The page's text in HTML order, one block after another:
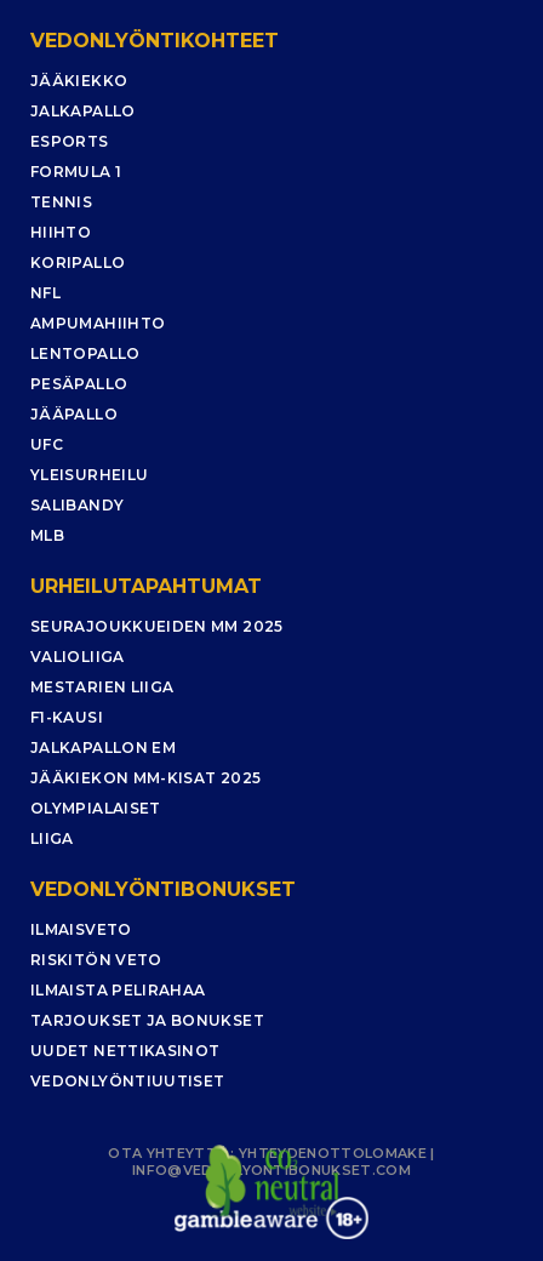
VEDONLYÖNTIKOHTEET
JÄÄKIEKKO
JALKAPALLO
ESPORTS
FORMULA 1
TENNIS
HIIHTO
KORIPALLO
NFL
AMPUMAHIIHTO
LENTOPALLO
PESÄPALLO
JÄÄPALLO
UFC
YLEISURHEILU
SALIBANDY
MLB
URHEILUTAPAHTUMAT
SEURAJOUKKUEIDEN MM 2025
VALIOLIIGA
MESTARIEN LIIGA
F1-KAUSI
JALKAPALLON EM
JÄÄKIEKON MM-KISAT 2025
OLYMPIALAISET
LIIGA
VEDONLYÖNTIBONUKSET
ILMAISVETO
RISKITÖN VETO
ILMAISTA PELIRAHAA
TARJOUKSET JA BONUKSET
UUDET NETTIKASINOT
VEDONLYÖNTIUUTISET
OTA YHTEYTTÄ :YHTEYDENOTTOLOMAKE |
INFO@VEDONLYONTIBONUKSET.COM